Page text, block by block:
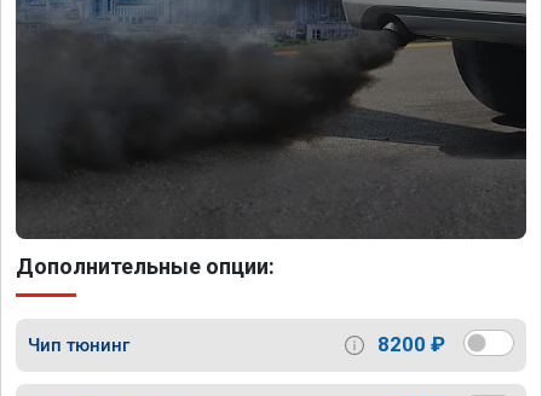
Дополнительные опции:
Чип тюнинг 8200 ₽